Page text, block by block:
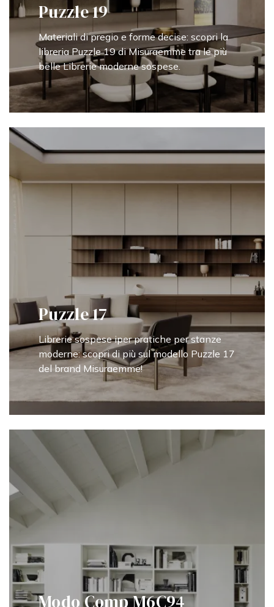
Puzzle 19
Materiali di pregio e forme decise: scopri la
libreria Puzzle 19 di Misuraemme tra le più
belle Librerie moderne sospese.
Puzzle 17
Librerie sospese iper pratiche per stanze
moderne: scopri di più sul modello Puzzle 17
del brand Misuraemme!
Modo Comp M6C94